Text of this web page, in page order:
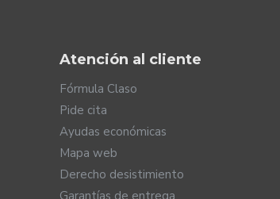
Atención al cliente
Fórmula Claso
Pide cita
Ayudas económicas
Mapa web
Derecho desistimiento
Garantías de entrega